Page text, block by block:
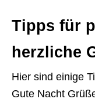
Tipps für
herzliche
Hier sind einige
Gute Nacht